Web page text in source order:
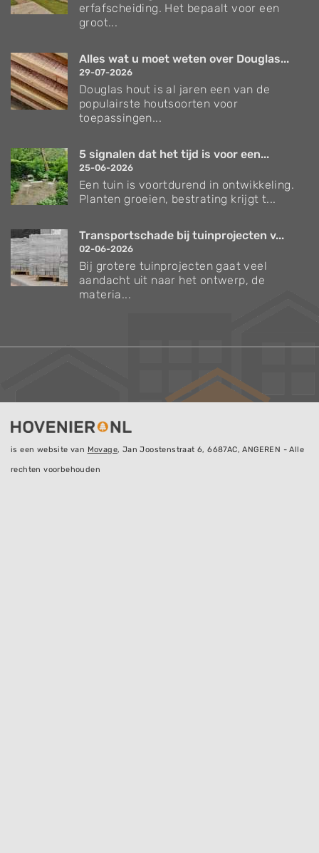
erfafscheiding. Het bepaalt voor een
groot...
Alles wat u moet weten over Douglas...
29-07-2026
Douglas hout is al jaren een van de
populairste houtsoorten voor
toepassingen...
5 signalen dat het tijd is voor een...
25-06-2026
Een tuin is voortdurend in ontwikkeling.
Planten groeien, bestrating krijgt t...
Transportschade bij tuinprojecten v...
02-06-2026
Bij grotere tuinprojecten gaat veel
aandacht uit naar het ontwerp, de
materia...
is een website van Movage, Jan Joostenstraat 6, 6687AC, ANGEREN - Alle
rechten voorbehouden